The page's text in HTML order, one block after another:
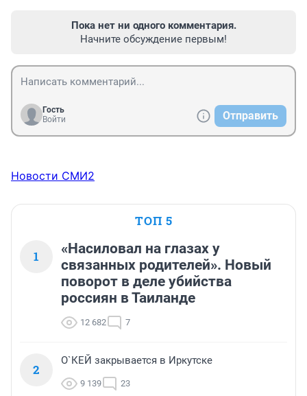
Пока нет ни одного комментария.
Начните обсуждение первым!
Гость
Войти
Отправить
Новости СМИ2
ТОП 5
1
«Насиловал на глазах у
связанных родителей». Новый
поворот в деле убийства
россиян в Таиланде
12 682 7
2
О`КЕЙ закрывается в Иркутске
9 139 23